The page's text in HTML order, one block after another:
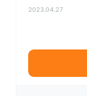
2023.04.27